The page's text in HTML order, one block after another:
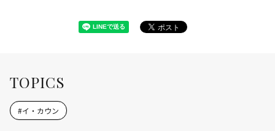
TOPICS
#イ・カウン